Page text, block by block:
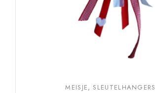
MEISJE SLEUTELHANGERS